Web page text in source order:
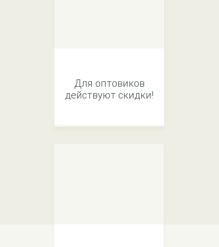
Для оптовиков
действуют скидки!